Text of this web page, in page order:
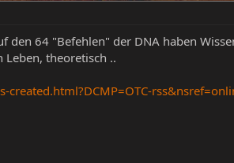
den 64 "Befehlen" der DNA haben
theoretisch ..